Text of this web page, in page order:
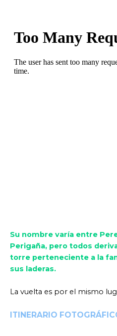
Su nombre varía entre
Perigaña, pero todos
torre perteneciente a la
sus laderas.
La vuelta es por el mismo
ITINERARIO